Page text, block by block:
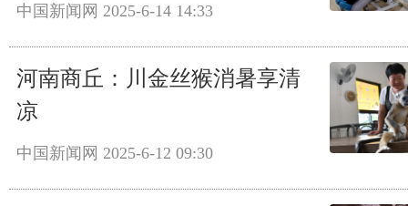
中国新闻网 2025-6-14 14:33
河南商丘：川金丝猴消暑享清
凉
中国新闻网 2025-6-12 09:30